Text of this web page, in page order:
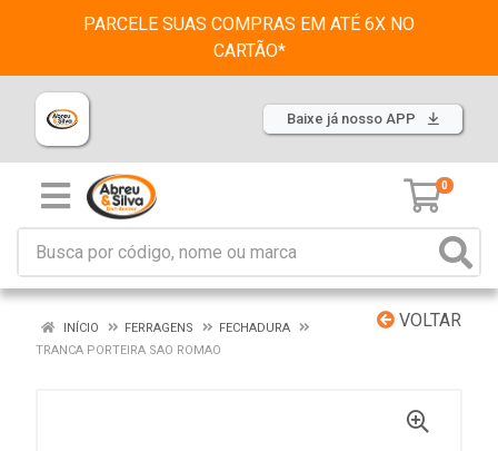
PARCELE SUAS COMPRAS EM ATÉ 6X NO
CARTÃO*
Baixe já nosso APP
0
VOLTAR
INÍCIO FERRAGENS
FECHADURA
TRANCA PORTEIRA SAO ROMAO